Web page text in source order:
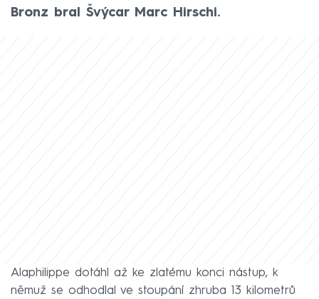
Bronz bral Švýcar Marc Hirschi.
Alaphilippe dotáhl až ke zlatému konci nástup, k
němuž se odhodlal ve stoupání zhruba 13 kilometrů